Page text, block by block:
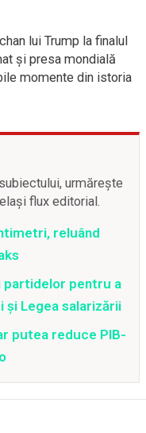
lui Trump la finalul
și presa mondială
momente din istoria
urmărește
flux editorial.
reluând
partidelor pentru a
și Legea salarizării
putea reduce PIB-